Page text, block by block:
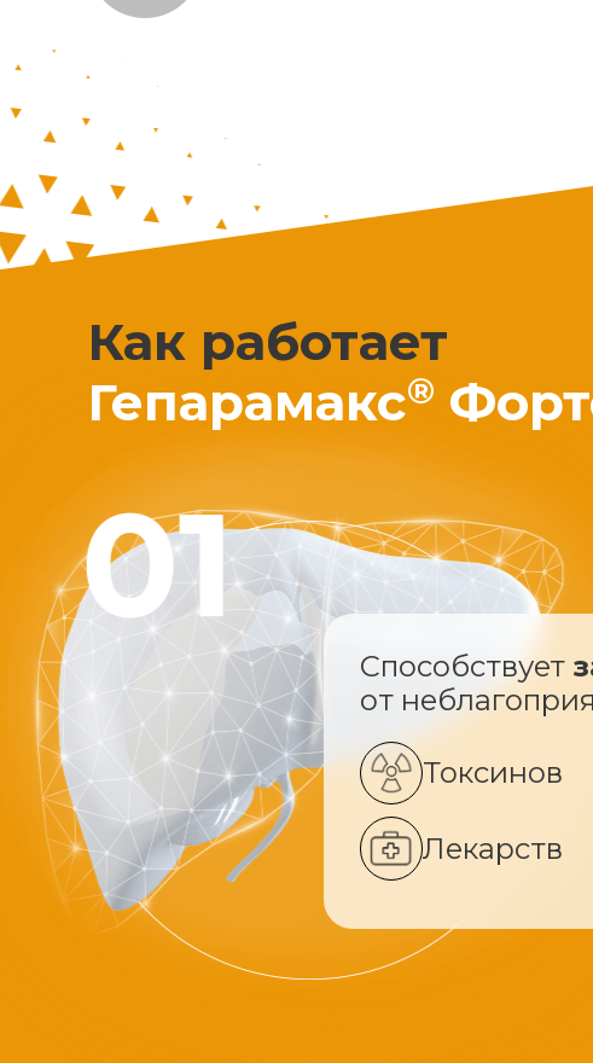
Как работает
Гепарамакс®
Способствует
от
Токсинов
Лекарств